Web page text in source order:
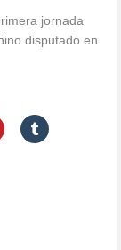
jornada
disputado en